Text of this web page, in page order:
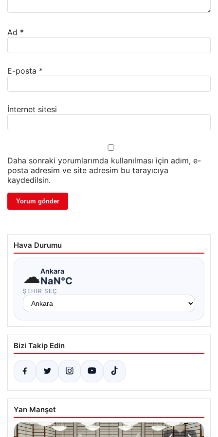
Ad *
E-posta *
İnternet sitesi
Daha sonraki yorumlarımda kullanılması için adım, e-
posta adresim ve site adresim bu tarayıcıya
kaydedilsin.
Hava Durumu
☁Ankara
NaN°C
ŞEHIR SEÇ
Bizi Takip Edin
Yan Manşet